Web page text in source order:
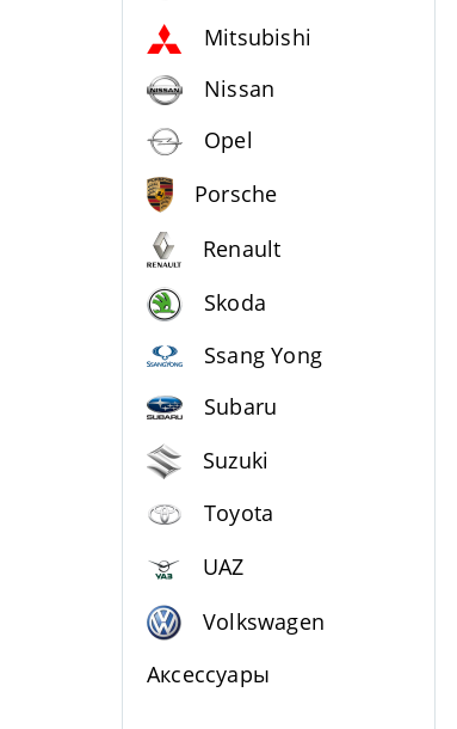
Mitsubishi
Nissan
Opel
Porsche
Renault
Skoda
Ssang Yong
Subaru
Suzuki
Toyota
UAZ
Volkswagen
Аксессуары